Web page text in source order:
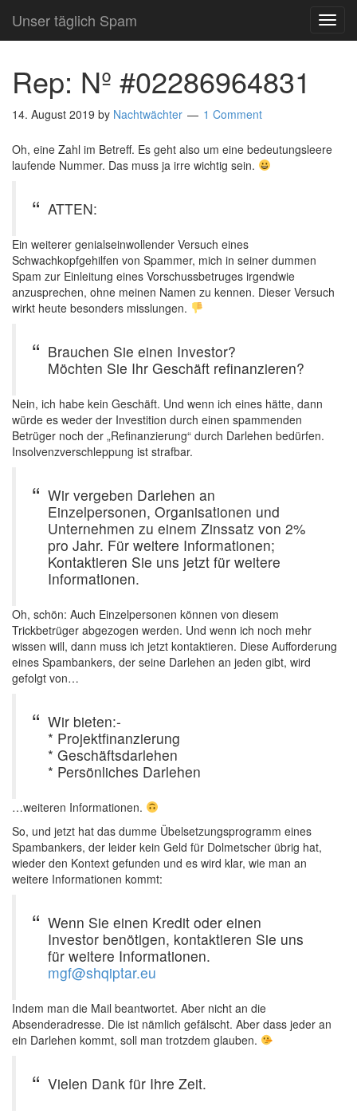
Unser täglich Spam
Rep: Nº #02286964831
14. August 2019 by Nachtwächter 1 Comment
Oh, eine Zahl im Betreff. Es geht also um eine bedeutungsleere
laufende Nummer. Das muss ja irre wichtig sein.
ATTEN:
Ein weiterer genialseinwollender Versuch eines
Schwachkopfgehilfen von Spammer, mich in seiner dummen
Spam zur Einleitung eines Vorschussbetruges irgendwie
anzusprechen, ohne meinen Namen zu kennen. Dieser Versuch
wirkt heute besonders misslungen.
Brauchen Sie einen Investor?
Möchten Sie Ihr Geschäft refinanzieren?
Nein, ich habe kein Geschäft. Und wenn ich eines hätte, dann
würde es weder der Investition durch einen spammenden
Betrüger noch der „Refinanzierung“ durch Darlehen bedürfen.
Insolvenzverschleppung ist strafbar.
Wir vergeben Darlehen an
Einzelpersonen, Organisationen und
Unternehmen zu einem Zinssatz von 2%
pro Jahr. Für weitere Informationen;
Kontaktieren Sie uns jetzt für weitere
Informationen.
Oh, schön: Auch Einzelpersonen können von diesem
Trickbetrüger abgezogen werden. Und wenn ich noch mehr
wissen will, dann muss ich jetzt kontaktieren. Diese Aufforderung
eines Spambankers, der seine Darlehen an jeden gibt, wird
gefolgt von…
Wir bieten:-
* Projektfinanzierung
* Geschäftsdarlehen
* Persönliches Darlehen
…weiteren Informationen.
So, und jetzt hat das dumme Übelsetzungsprogramm eines
Spambankers, der leider kein Geld für Dolmetscher übrig hat,
wieder den Kontext gefunden und es wird klar, wie man an
weitere Informationen kommt:
Wenn Sie einen Kredit oder einen
Investor benötigen, kontaktieren Sie uns
für weitere Informationen.
mgf@shqiptar.eu
Indem man die Mail beantwortet. Aber nicht an die
Absenderadresse. Die ist nämlich gefälscht. Aber dass jeder an
ein Darlehen kommt, soll man trotzdem glauben.
Vielen Dank für Ihre Zeit.